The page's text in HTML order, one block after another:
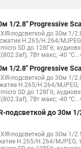
1/2.8" Progressive
подсветкой до 30м 1/
H.265/H.264/
micro SD до 128Гб;
7Вт макс; -40
1/2.8" Progressive
подсветкой до 30м 1/
H.265/H.264/
micro SD до 128Гб;
7Вт макс; -40
до 30м 1/
подсветкой до 30м 1/
H.265/H.264/MJPEG;